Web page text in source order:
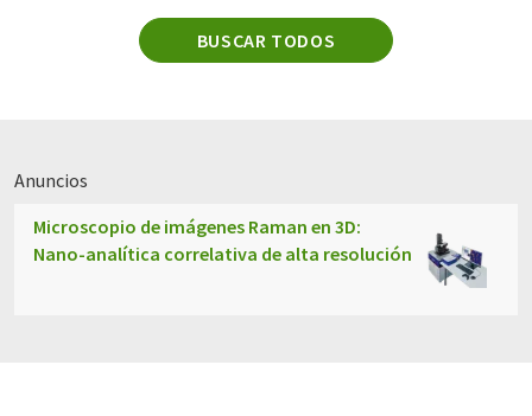
BUSCAR TODOS
Anuncios
Microscopio de imágenes Raman en 3D:
Nano-analítica correlativa de alta resolución